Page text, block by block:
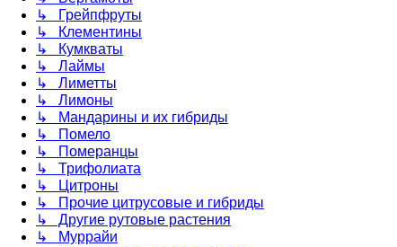
↳ Грейпфруты
↳ Клементины
↳ Кумкваты
↳ Лаймы
↳ Лиметты
↳ Лимоны
↳ Мандарины и их гибриды
↳ Помело
↳ Померанцы
↳ Трифолиата
↳ Цитроны
↳ Прочие цитрусовые и гибриды
↳ Другие рутовые растения
↳ Муррайи